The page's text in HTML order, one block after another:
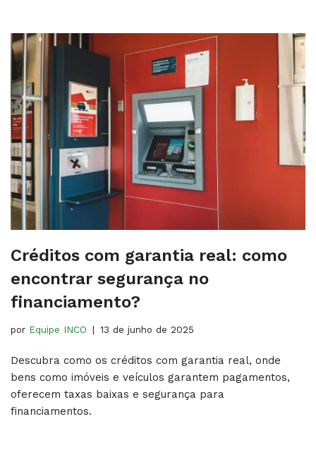
Créditos com garantia real​: como
encontrar segurança no
financiamento?
por Equipe INCO 13 de junho de 2025
Descubra como os créditos com garantia real, onde
bens como imóveis e veículos garantem pagamentos,
oferecem taxas baixas e segurança para
financiamentos.